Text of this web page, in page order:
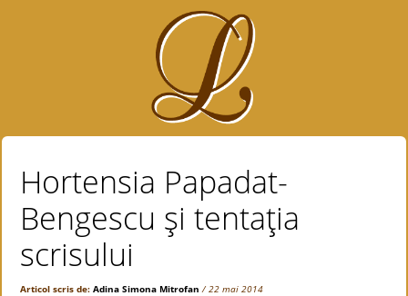
Hortensia Papadat-
Bengescu şi tentaţia
scrisului
Articol scris de:Adina Simona Mitrofan / 22 mai 2014